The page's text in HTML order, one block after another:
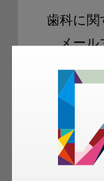
歯科に関
メール
ご登録いた
科衛生士、
容のメール